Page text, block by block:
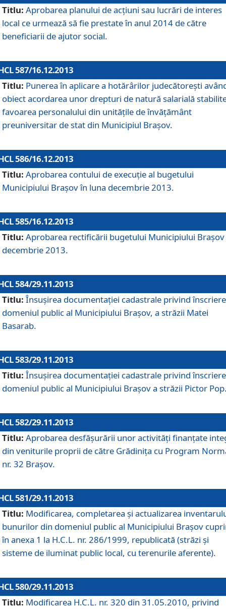
Titlu: Aprobarea planului de acţiuni sau lucrări de interes
local ce urmează să fie prestate în anul 2014 de către
beneficiarii de ajutor social.
587/16.12.2013
Titlu: Punerea în aplicare a hotărârilor judecătoreşti
obiect acordarea unor drepturi de natură salarială
favoarea personalului din unităţile de învăţământ
preuniversitar de stat din Municipiul Braşov.
586/16.12.2013
Titlu: Aprobarea contului de execuţie al bugetului
Municipiului Braşov în luna decembrie 2013.
585/16.12.2013
Titlu: Aprobarea rectificării bugetului Municipiului Braşov
decembrie 2013.
584/29.11.2013
Titlu: Însuşirea documentaţiei cadastrale privind
domeniul public al Municipiului Braşov, a străzii Matei
Basarab.
583/29.11.2013
Titlu: Însuşirea documentaţiei cadastrale privind
domeniul public al Municipiului Braşov a străzii Pictor
582/29.11.2013
Titlu: Aprobarea desfăşurării unor activităţi finanţate
din veniturile proprii de către Grădiniţa cu Program
nr. 32 Braşov.
581/29.11.2013
Titlu: Modificarea, completarea şi actualizarea
bunurilor din domeniul public al Municipiului Braşov
în anexa 1 la H.C.L. nr. 286/1999, republicată (străzi şi
sisteme de iluminat public local, cu terenurile aferente).
580/29.11.2013
Titlu: Modificarea H.C.L. nr. 320 din 31.05.2010, privind